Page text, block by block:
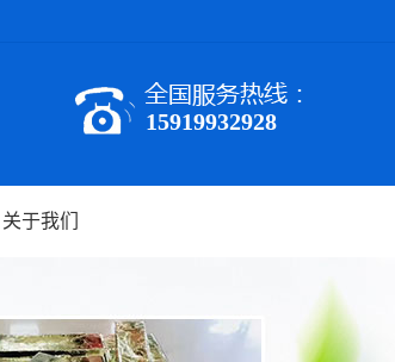
15919932928
关于我们